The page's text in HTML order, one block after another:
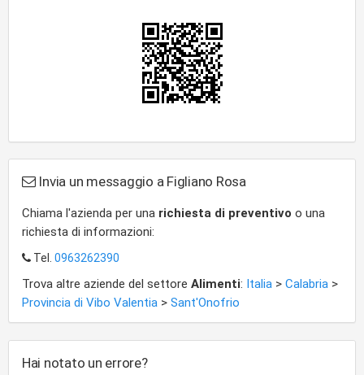
Invia un messaggio a Figliano Rosa
Chiama l'azienda per una richiesta di preventivo o una
richiesta di informazioni:
Tel. 0963262390
Trova altre aziende del settore Alimenti: Italia > Calabria >
Provincia di Vibo Valentia > Sant'Onofrio
Hai notato un errore?